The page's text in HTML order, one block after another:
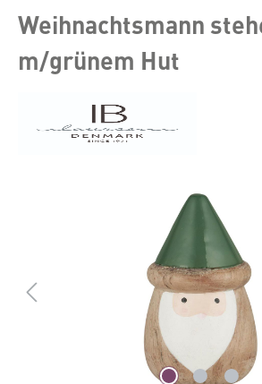
Weihnachtsmann
m/grünem Hut